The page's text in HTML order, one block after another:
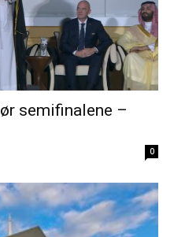
semifinalene –
0